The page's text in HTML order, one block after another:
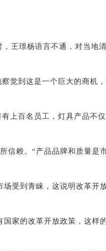
王璟杨语言不通，对当地
觉到这是一个巨大的商机
上百名员工，灯具产品不
赖。“产品品牌和质量是
受到青睐，这说明改革开
家的改革开放政策，这样